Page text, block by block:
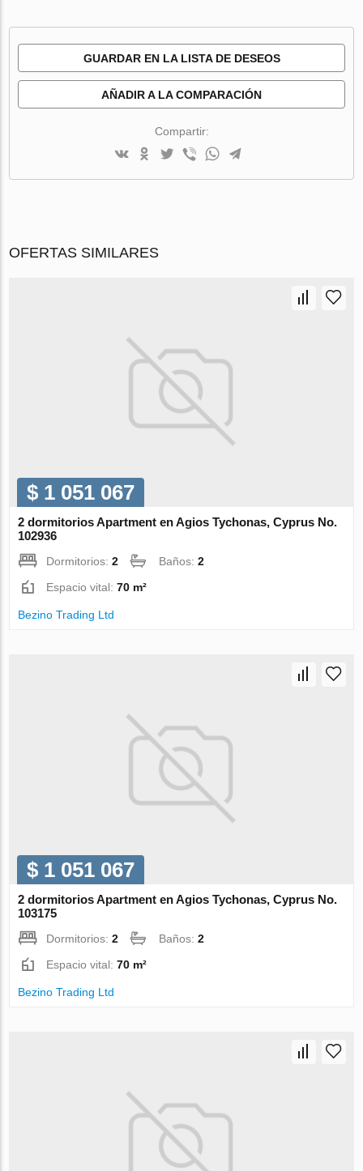
GUARDAR EN LA LISTA DE DESEOS
AÑADIR A LA COMPARACIÓN
Compartir:
OFERTAS SIMILARES
$ 1 051 067
2 dormitorios Apartment en Agios Tychonas, Cyprus No.
102936
Dormitorios:2 Baños:2
Espacio vital:70 m²
Bezino Trading Ltd
$ 1 051 067
2 dormitorios Apartment en Agios Tychonas, Cyprus No.
103175
Dormitorios:2 Baños:2
Espacio vital:70 m²
Bezino Trading Ltd